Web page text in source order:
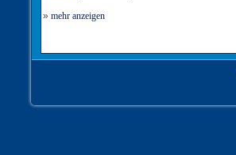
» mehr anzeigen